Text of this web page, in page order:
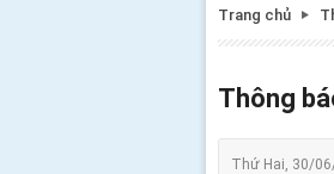
Trang chủ
Thông
Thứ Hai, 30/